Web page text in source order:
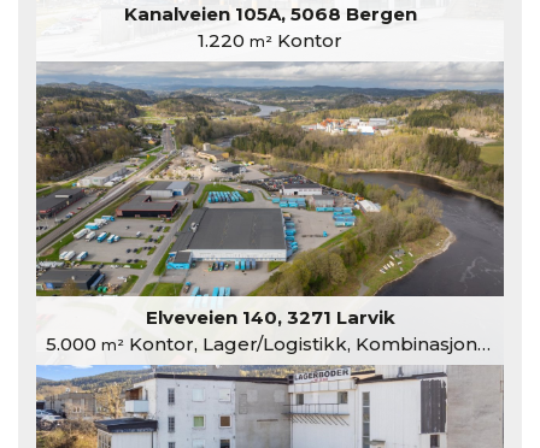
Kanalveien 105A, 5068 Bergen
1.220 m² Kontor
Elveveien 140, 3271 Larvik
5.000 m²Kontor, Lager/Logistikk, Kombinasjonslokaler